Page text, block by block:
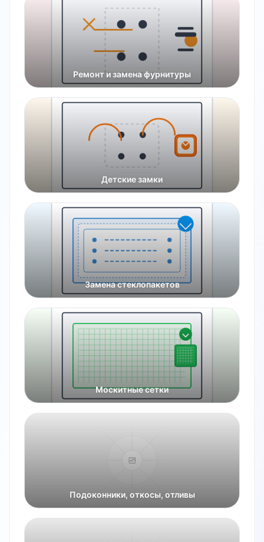
Ремонт и замена фурнитуры
Детские замки
Замена стеклопакетов
Москитные сетки
Подоконники, откосы, отливы